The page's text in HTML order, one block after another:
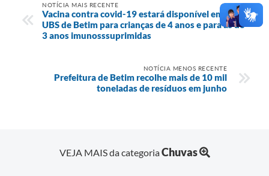
NOTÍCIA MAIS RECENTE
Vacina contra covid-19 estará disponível em 10
UBS de Betim para crianças de 4 anos e para as de
3 anos imunosssuprimidas
NOTÍCIA MENOS RECENTE
Prefeitura de Betim recolhe mais de 10 mil
toneladas de resíduos em junho
VEJA MAIS da categoriaChuvas